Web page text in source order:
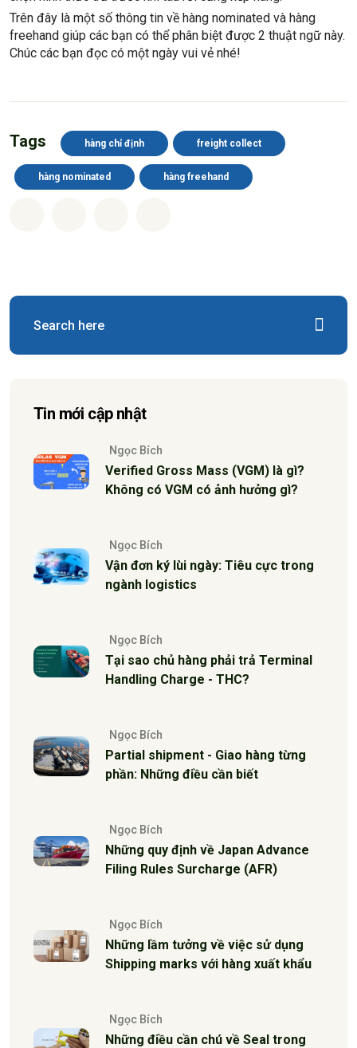
Trên đây là một số thông tin về hàng nominated và hàng
freehand giúp các bạn có thể phân biệt được 2 thuật ngữ này.
Chúc các bạn đọc có một ngày vui vẻ nhé!
Tags hàng chỉ định freight collect
hàng nominated hàng freehand
Tin mới cập nhật
Ngọc Bích
Verified Gross Mass (VGM) là gì?
Không có VGM có ảnh hưởng gì?
Ngọc Bích
Vận đơn ký lùi ngày: Tiêu cực trong
ngành logistics
Ngọc Bích
Tại sao chủ hàng phải trả Terminal
Handling Charge - THC?
Ngọc Bích
Partial shipment - Giao hàng từng
phần: Những điều cần biết
Ngọc Bích
Những quy định về Japan Advance
Filing Rules Surcharge (AFR)
Ngọc Bích
Những lầm tưởng về việc sử dụng
Shipping marks với hàng xuất khẩu
Ngọc Bích
Những điều cần chú về Seal trong